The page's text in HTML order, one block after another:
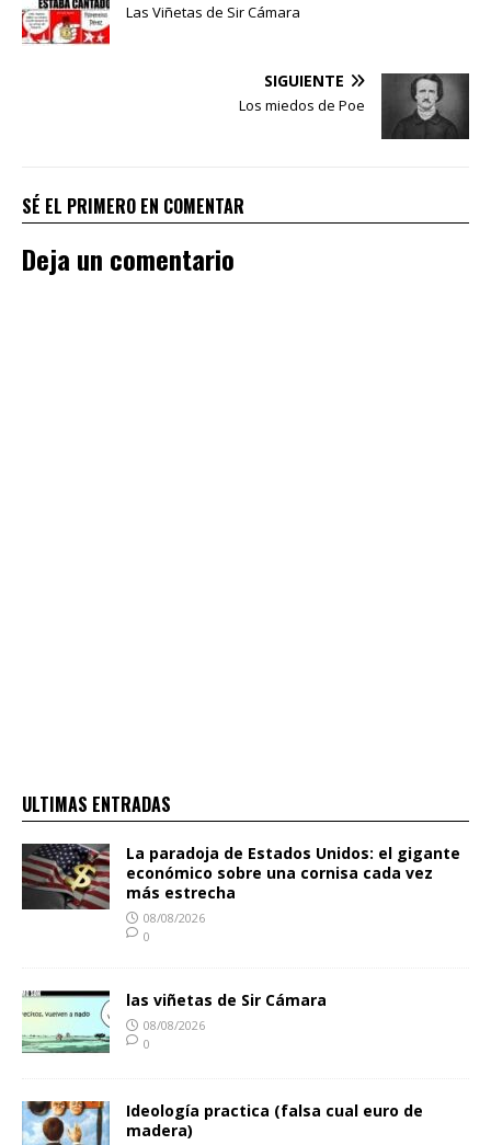
Las Viñetas de Sir Cámara
SIGUIENTE
Los miedos de Poe
SÉ EL PRIMERO EN COMENTAR
Deja un comentario
ULTIMAS ENTRADAS
La paradoja de Estados Unidos: el gigante
económico sobre una cornisa cada vez
más estrecha
08/08/2026
0
las viñetas de Sir Cámara
08/08/2026
0
Ideología practica (falsa cual euro de
madera)